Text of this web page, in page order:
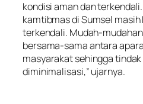
kondisi aman dan
kamtibmas di Sumsel
terkendali. Mudah-
bersama-sama antara
masyarakat sehingga
diminimalisasi,” ujarnya.